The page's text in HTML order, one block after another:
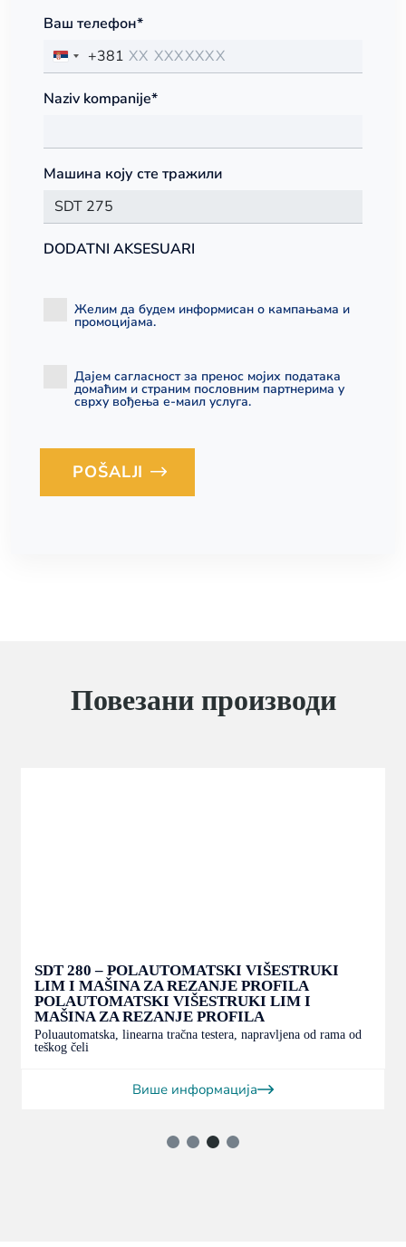
Ваш телефон*
+381
Naziv kompanije*
Машина коју сте тражили
DODATNI AKSESUARI
Желим да будем информисан о кампањама и
промоцијама.
Дајем сагласност за пренос мојих података
домаћим и страним пословним партнерима у
сврху вођења е-маил услуга.
Loading...
POŠALJI
Повезани производи
SDT 280 – POLAUTOMATSKI VIŠESTRUKI
LIM I MAŠINA ZA REZANJE PROFILA
POLAUTOMATSKI VIŠESTRUKI LIM I
MAŠINA ZA REZANJE PROFILA
Poluautomatska, linearna tračna testera, napravljena od rama od
teškog čeli
Више информација